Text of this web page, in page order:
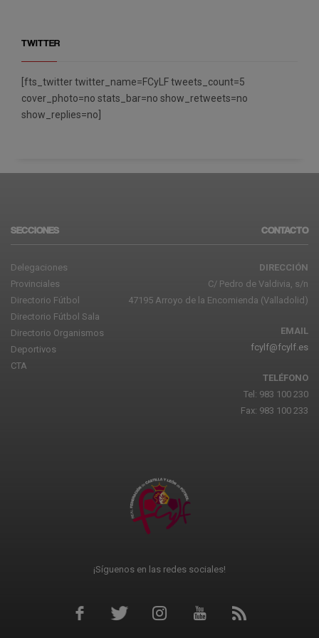
TWITTER
[fts_twitter twitter_name=FCyLF tweets_count=5
cover_photo=no stats_bar=no show_retweets=no
show_replies=no]
SECCIONES
Delegaciones
Provinciales
Directorio Fútbol
Directorio Fútbol Sala
Directorio Organismos
Deportivos
CTA
CONTACTO
DIRECCIÓN
C/ Pedro de Valdivia, s/n
47195 Arroyo de la Encomienda (Valladolid)
EMAIL
fcylf@fcylf.es
TELÉFONO
Tel: 983 100 230
Fax: 983 100 233
¡Síguenos en las redes sociales!